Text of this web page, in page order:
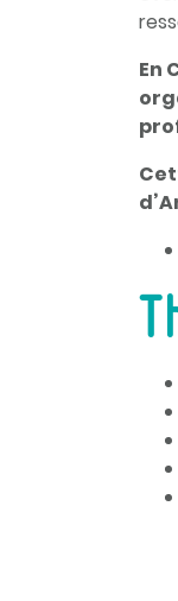
En